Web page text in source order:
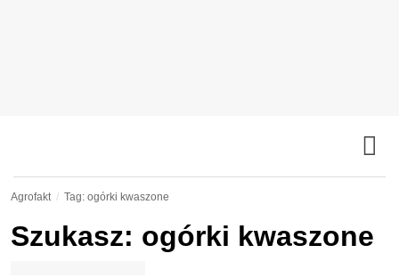
Agrofakt Tag: ogórki kwaszone
Szukasz: ogórki kwaszone